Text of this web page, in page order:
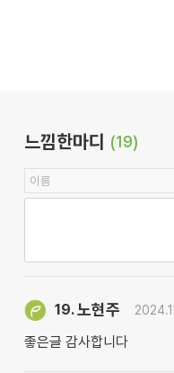
느낌한마디 (19)
19.노현주
좋은글 감사합니다